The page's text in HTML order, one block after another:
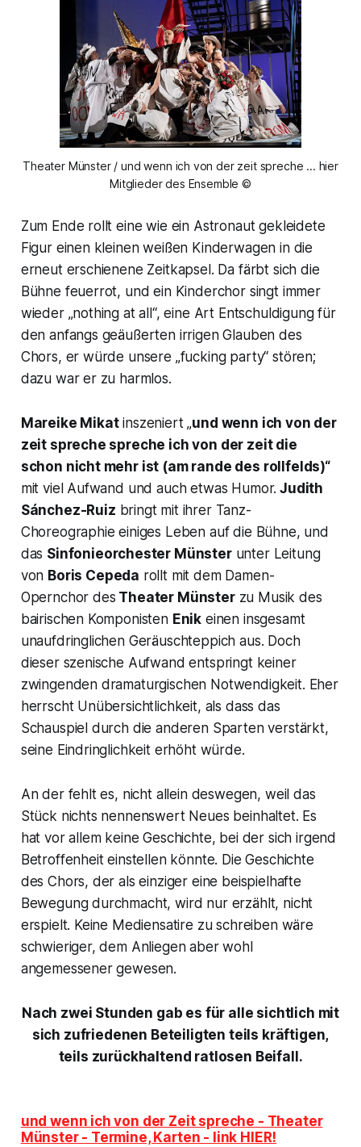
Theater Münster / und wenn ich von der zeit spreche ... hier
Mitglieder des Ensemble ©
Zum Ende rollt eine wie ein Astronaut gekleidete
Figur einen kleinen weißen Kinderwagen in die
erneut erschienene Zeitkapsel. Da färbt sich die
Bühne feuerrot, und ein Kinderchor singt immer
wieder „nothing at all“, eine Art Entschuldigung für
den anfangs geäußerten irrigen Glauben des
Chors, er würde unsere „fucking party“ stören;
dazu war er zu harmlos.
Mareike Mikatinszeniert „und wenn ich von der
zeit spreche spreche ich von der zeit die
schon nicht mehr ist (am rande des rollfelds)“
mit viel Aufwand und auch etwas Humor. Judith
Sánchez-Ruiz bringt mit ihrer Tanz-
Choreographie einiges Leben auf die Bühne, und
das Sinfonieorchester Münsterunter Leitung
von Boris Cepeda rollt mit dem Damen-
Opernchor des Theater Münsterzu Musik des
bairischen Komponisten Enik einen insgesamt
unaufdringlichen Geräuschteppich aus. Doch
dieser szenische Aufwand entspringt keiner
zwingenden dramaturgischen Notwendigkeit. Eher
herrscht Unübersichtlichkeit, als dass das
Schauspiel durch die anderen Sparten verstärkt,
seine Eindringlichkeit erhöht würde.
An der fehlt es, nicht allein deswegen, weil das
Stück nichts nennenswert Neues beinhaltet. Es
hat vor allem keine Geschichte, bei der sich irgend
Betroffenheit einstellen könnte. Die Geschichte
des Chors, der als einziger eine beispielhafte
Bewegung durchmacht, wird nur erzählt, nicht
erspielt. Keine Mediensatire zu schreiben wäre
schwieriger, dem Anliegen aber wohl
angemessener gewesen.
Nach zwei Stunden gab es für alle sichtlich mit
sich zufriedenen Beteiligten teils kräftigen,
teils zurückhaltend ratlosen Beifall.
und wenn ich von der Zeit spreche - Theater
Münster - Termine, Karten - link HIER!